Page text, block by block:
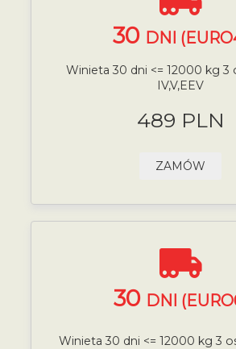
30 DNI
Winieta 30 dni <= 12000 kg 3
IV,V,EEV
489 PLN
ZAMÓW
30 DNI
Winieta 30 dni <= 12000 kg 3